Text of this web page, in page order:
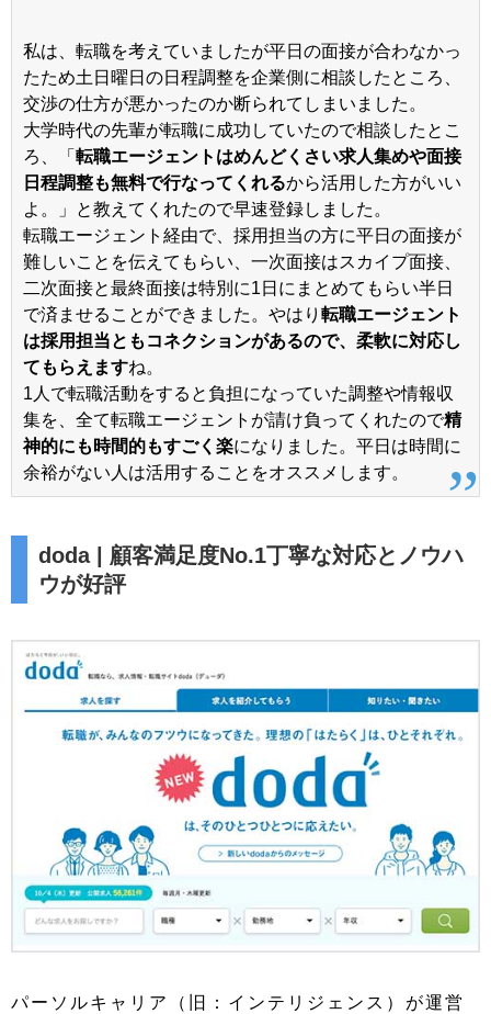
私は、転職を考えていましたが平日の面接が合わなかっ
たため土日曜日の日程調整を企業側に相談したところ、
交渉の仕方が悪かったのか断られてしまいました。
大学時代の先輩が転職に成功していたので相談したとこ
ろ、「 転職エージェントはめんどくさい求人集めや面接
日程調整も無料で行なってくれるから活用した方がいい
よ。」と教えてくれたので早速登録しました。
転職エージェント経由で、採用担当の方に平日の面接が
難しいことを伝えてもらい、一次面接はスカイプ面接、
二次面接と最終面接は特別に1日にまとめてもらい半日
で済ませることができました。やはり 転職エージェント
は採用担当ともコネクションがあるので、柔軟に対応し
てもらえますね。
1人で転職活動をすると負担になっていた調整や情報収
集を、全て転職エージェントが請け負ってくれたので精
神的にも時間的もすごく楽になりました。平日は時間に
余裕がない人は活用することをオススメします。
doda | 顧客満足度No.1丁寧な対応とノウハ
ウが好評
パーソルキャリア（旧：インテリジェンス）が運営